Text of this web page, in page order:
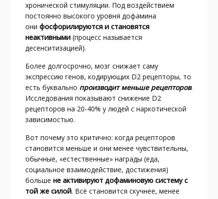
хронической стимуляции. Под воздействием
постоянно высокого уровня дофамина
они фосфорилируются и становятся
неактивными(процесс называется
десенситизацией).​
Более долгосрочно, мозг снижает саму
экспрессию генов, кодирующих D2 рецепторы, то
есть буквально производит меньше рецепторов.
Исследования показывают снижение D2
рецепторов на 20-40% у людей с наркотической
зависимостью.​
Вот почему это критично: когда рецепторов
становится меньше и они менее чувствительны,
обычные, «естественные» награды (еда,
социальное взаимодействие, достижения)
больше не активируют дофаминовую систему с
той же силой. Всё становится скучнее, менее